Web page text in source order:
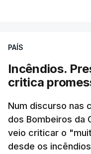
PAÍS
Incêndios.
critica
Num discurso nas
dos Bombeiros da
veio criticar o
desde os